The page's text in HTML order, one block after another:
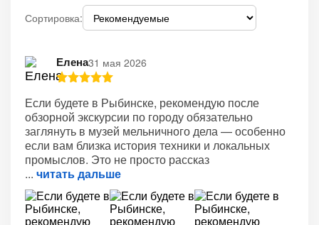
Сортировка:
Елена31 мая 2026
Если будете в Рыбинске, рекомендую после
обзорной экскурсии по городу обязательно
заглянуть в музей мельничного дела — особенно
если вам близка история техники и локальных
промыслов. Это не просто рассказ
читать дальше